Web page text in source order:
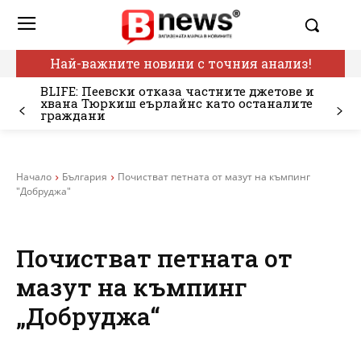
Най-важните новини с точния анализ!
BLIFE: Пеевски отказа частните джетове и
хвана Тюркиш еърлайнс като останалите
граждани
Начало България
Почистват петната от мазут на къмпинг
"Добруджа"
Почистват петната от
мазут на къмпинг
„Добруджа“